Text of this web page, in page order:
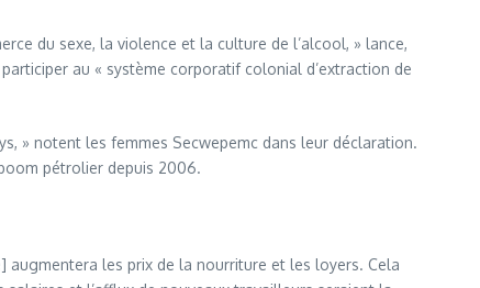
du sexe, la violence et la culture de l’alcool, » lance,
au « système corporatif colonial d’extraction de
» notent les femmes Secwepemc dans leur déclaration.
pétrolier depuis 2006.
augmentera les prix de la nourriture et les loyers. Cela